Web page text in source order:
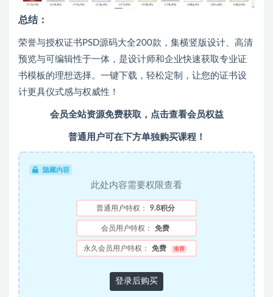
总结：
荣誉与授权证书PSD源码大全200款，集横竖版设计、高清
预览与可编辑性于一体，是设计师和企业快速获取专业证
书模板的理想选择。一键下载，轻松定制，让您的证书设
计更具仪式感与权威性！
会员全站资源免费获取，点击查看会员权益
普通用户可在下方单独购买课程！
隐藏内容
此处内容需要权限查看
普通用户特权： 9.8积分
会员用户特权： 免费
永久会员用户特权： 免费 推荐
登录后购买